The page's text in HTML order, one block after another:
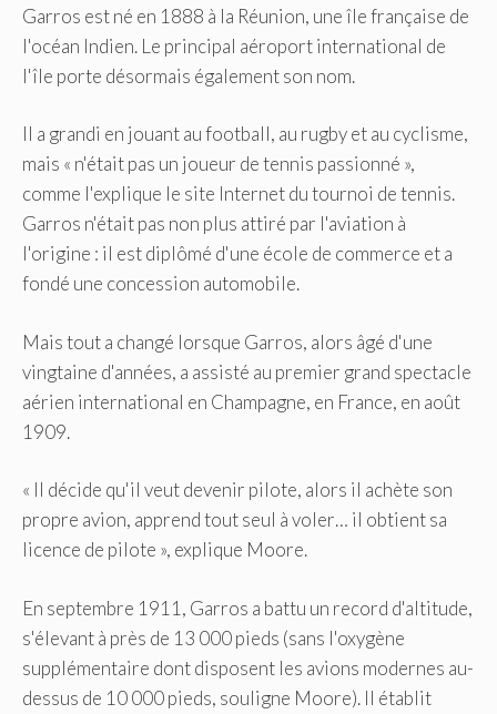
Garros est né en 1888 à la Réunion, une île française de
l'océan Indien. Le principal aéroport international de
l'île porte désormais également son nom.
Il a grandi en jouant au football, au rugby et au cyclisme,
mais « n'était pas un joueur de tennis passionné »,
comme l'explique le site Internet du tournoi de tennis.
Garros n'était pas non plus attiré par l'aviation à
l'origine : il est diplômé d'une école de commerce et a
fondé une concession automobile.
Mais tout a changé lorsque Garros, alors âgé d'une
vingtaine d'années, a assisté au premier grand spectacle
aérien international en Champagne, en France, en août
1909.
« Il décide qu'il veut devenir pilote, alors il achète son
propre avion, apprend tout seul à voler… il obtient sa
licence de pilote », explique Moore.
En septembre 1911, Garros a battu un record d'altitude,
s'élevant à près de 13 000 pieds (sans l'oxygène
supplémentaire dont disposent les avions modernes au-
dessus de 10 000 pieds, souligne Moore). Il établit